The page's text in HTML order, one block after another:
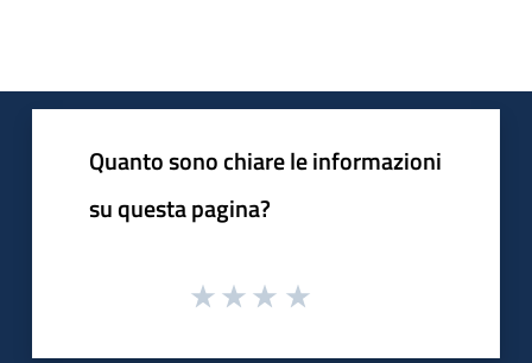
Quanto sono chiare le informazioni
su questa pagina?